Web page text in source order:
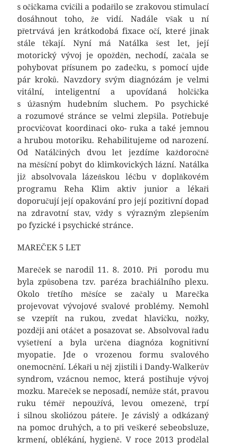
s očičkama cvičili a podařilo se zrakovou stimulací
dosáhnout toho, že vidí. Nadále však u ní
přetrvává jen krátkodobá fixace očí, které jinak
stále těkají. Nyní má Natálka šest let, její
motorický vývoj je opožděn, nechodí, začala se
pohybovat přísunem po zadečku, s pomocí ujde
pár kroků. Navzdory svým diagnózám je velmi
vitální, inteligentní a upovídaná holčička
s úžasným hudebním sluchem. Po psychické
a rozumové stránce se velmi zlepšila. Potřebuje
procvičovat koordinaci oko- ruka a také jemnou
a hrubou motoriku. Rehabilitujeme od narození.
Od Natálčiných dvou let jezdíme každoročně
na měsíční pobyt do klimkovických lázní. Natálka
již absolvovala lázeňskou léčbu v doplňkovém
programu Reha Klim aktiv junior a lékaři
doporučují její opakování pro její pozitivní dopad
na zdravotní stav, vždy s výrazným zlepšením
po fyzické i psychické stránce.
MAREČEK 5 LET
Mareček se narodil 11. 8. 2010. Při porodu mu
byla způsobena tzv. paréza brachiálního plexu.
Okolo třetího měsíce se začaly u Marečka
projevovat vývojové svalové problémy. Nemohl
se vzepřít na rukou, zvedat hlavičku, nožky,
později ani otáčet a posazovat se. Absolvoval řadu
vyšetření a byla určena diagnóza kognitivní
myopatie. Jde o vrozenou formu svalového
onemocnění. Lékaři u něj zjistili i Dandy-Walkerův
syndrom, vzácnou nemoc, která postihuje vývoj
mozku. Mareček se neposadí, nemůže stát, pravou
ruku téměř nepoužívá, levou omezeně, trpí
i silnou skoliózou páteře. Je závislý a odkázaný
na pomoc druhých, a to při veškeré sebeobsluze,
krmení, oblékání, hygieně. V roce 2013 prodělal